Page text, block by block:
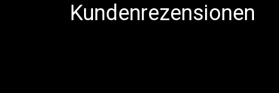
Kundenrezensionen